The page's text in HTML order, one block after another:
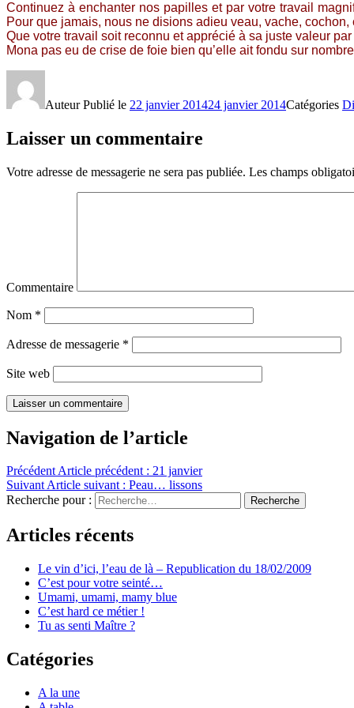
Continuez à enchanter nos papilles et par votre travail
Pour que jamais, nous ne disions adieu veau, vache,
Que votre travail soit reconnu et apprécié à sa juste valeur
Mona pas eu de crise de foie bien qu’elle ait fondu sur
AuteurPublié le 22 janvier 201424 janvier 2014Catégories
Laisser un commentaire
Votre adresse de messagerie ne sera pas publiée. Les champs
Commentaire
Nom *
Adresse de messagerie *
Site web
Navigation de l’article
PrécédentArticle précédent : 21 janvier
SuivantArticle suivant : Peau… lissons
Recherche pour :
Recherche
Articles récents
Le vin d’ici, l’eau de là – Republication du 18/02/2009
C’est pour votre seinté…
Umami, umami, mamy blue
C’est hard ce métier !
Tu as senti Maître ?
Catégories
A la une